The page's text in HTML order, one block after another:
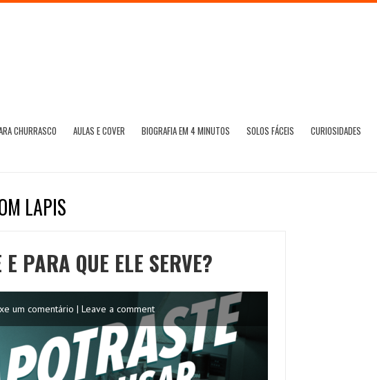
CHURRASCO AULAS E COVER BIOGRAFIA EM 4 MINUTOS SOLOS FÁCEIS CURIOSIDADES
LAPIS
PARA QUE ELE SERVE?
um comentário | Leave a comment